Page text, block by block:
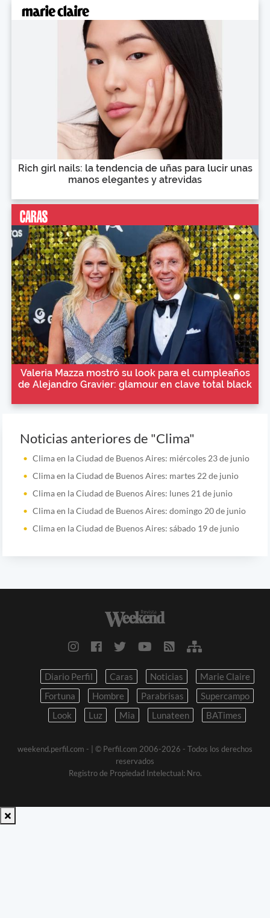
Rich girl nails: la tendencia de uñas para lucir unas
manos elegantes y atrevidas
Valeria Mazza mostró su look para el cumpleaños
de Alejandro Gravier: glamour en clave total black
Noticias anteriores de "Clima"
Clima en la Ciudad de Buenos Aires: miércoles 23 de junio
Clima en la Ciudad de Buenos Aires: martes 22 de junio
Clima en la Ciudad de Buenos Aires: lunes 21 de junio
Clima en la Ciudad de Buenos Aires: domingo 20 de junio
Clima en la Ciudad de Buenos Aires: sábado 19 de junio
Diario Perfil Caras Noticias
Marie Claire
Fortuna
Hombre Parabrisas
Supercampo
Look
Luz Mia Lunateen BATimes
weekend.perfil.com - | © Perfil.com 2006-2026 - Todos los derechos
reservados
Registro de Propiedad Intelectual: Nro.